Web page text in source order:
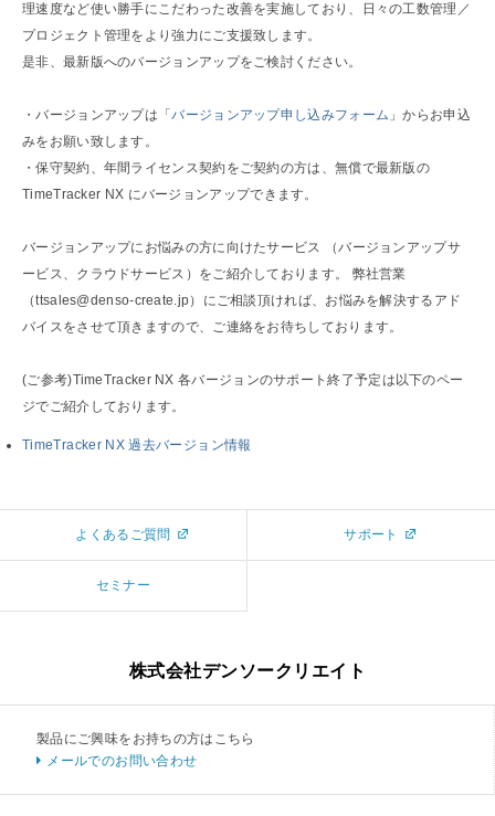
理速度など使い勝手にこだわった改善を実施しており、日々の工数管理／
プロジェクト管理をより強力にご支援致します。
是非、最新版へのバージョンアップをご検討ください。
・バージョンアップは「バージョンアップ申し込みフォーム 」からお申込
みをお願い致します。
・保守契約、年間ライセンス契約をご契約の方は、無償で最新版の
TimeTracker NX にバージョンアップできます。
バージョンアップにお悩みの方に向けたサービス （バージョンアップサ
ービス、クラウドサービス）をご紹介しております。 弊社営業
（ttsales@denso-create.jp）にご相談頂ければ、お悩みを解決するアド
バイスをさせて頂きますので、ご連絡をお待ちしております。
(ご参考)TimeTracker NX 各バージョンのサポート終了予定は以下のペー
ジでご紹介しております。
TimeTracker NX 過去バージョン情報
よくあるご質問 サポート
セミナー
株式会社デンソークリエイト
製品にご興味をお持ちの方はこちら
メールでのお問い合わせ